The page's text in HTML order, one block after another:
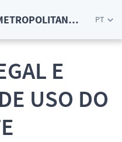
EMAE - EMPRESA METROPOLITANA DE AGUAS E ENERGIA SA PT
E
USO DO